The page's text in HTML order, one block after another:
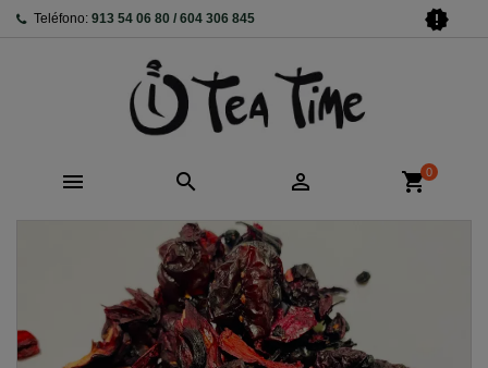
Teléfono: 913 54 06 80 / 604 306 845 new_releases
   shopping_cart0